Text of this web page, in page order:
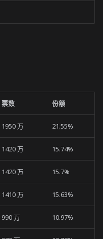
票数 份额
1950 万 21.55%
1420 万 15.74%
1420 万 15.7%
1410 万 15.63%
990 万 10.97%